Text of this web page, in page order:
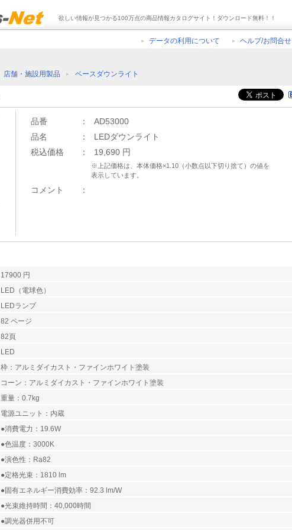
欲しい情報が見つかる100万点の商品情報カタログサイト！ダウンロード無料！！
データの利用について ヘルプ/お問合せ
店舗・施設用製品 ベースダウンライト
品番 ：
AD53000
品名
：
LEDダウンライト
税込価格
： 19,690 円
※上記価格は、本体価格×1.10（小数点以下切り捨て）の値を
表示しています。
コメント ：
17900 円
LED（電球色）
LEDランプ
82 ページ
82頁
LED
枠：アルミダイカスト・ファインホワイト塗装
コーン：アルミダイカスト・ファインホワイト塗装
重量：0.7kg
電源ユニット：内蔵
●消費電力：19.6W
●色温度：3000K
●演色性：Ra82
●定格光束：1810 lm
●固有エネルギー消費効率：92.3 lm/W
●光束維持時間：40,000時間
●調光器併用不可